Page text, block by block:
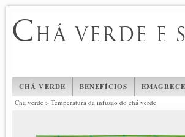
CHÁ VERDE E
CHÁ VERDE BENEFÍCIOS
Cha verde > Temperatura da infusão do chá verde